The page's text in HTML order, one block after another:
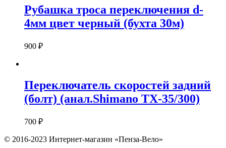
Рубашка троса переключения d-
4мм цвет черный (бухта 30м)
900 ₽
Переключатель скоростей задний
(болт) (анал.Shimano TX-35/300)
700 ₽
© 2016-2023 Интернет-магазин «Пенза-Вело»